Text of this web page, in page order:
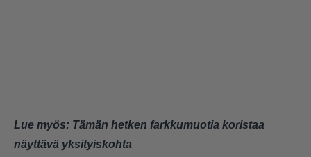
Lue myös: Tämän hetken farkkumuotia koristaa
näyttävä yksityiskohta